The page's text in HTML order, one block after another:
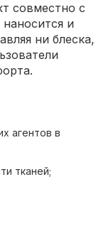
совместно с
и
ни блеска,
агентов в
тканей;